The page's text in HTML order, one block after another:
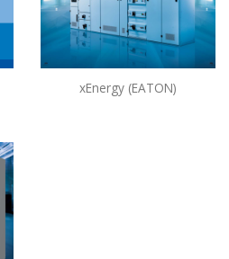
xEnergy (EATON)